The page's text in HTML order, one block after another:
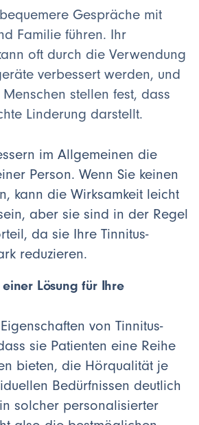
Gespräche mit
Familie führen. Ihr
oft durch die Verwendung
verbessert werden, und
stellen fest, dass
Linderung darstellt.
im Allgemeinen die
Person. Wenn Sie keinen
kann die Wirksamkeit leicht
aber sie sind in der Regel
da sie Ihre Tinnitus-
reduzieren.
Lösung für Ihre
von Tinnitus-
sie Patienten eine Reihe
bieten, die Hörqualität je
Bedürfnissen deutlich
solcher personalisierter